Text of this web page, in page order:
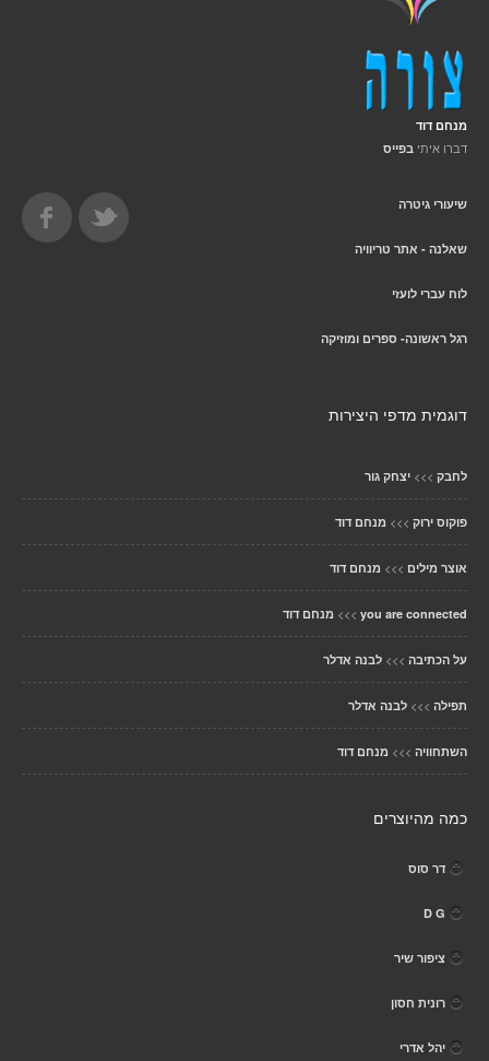
מנחם דוד
דברו איתי בפייס
שיעורי גיטרה
שאלנה - אתר טריוויה
לוח עברי לועזי
רגל ראשונה- ספרים ומוזיקה
דוגמית מדפי היצירות
לחבק >>> יצחק גור
פוקוס ירוק >>> מנחם דוד
אוצר מילים >>> מנחם דוד
you are connected
>>> מנחם דוד
על הכתיבה >>> לבנה אדלר
תפילה >>> לבנה אדלר
השתחוויה >>> מנחם דוד
כמה מהיוצרים
דר סוס
D G
ציפור שיר
רונית חסון
יהל אדרי